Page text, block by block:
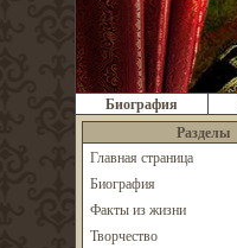
Биография
Разделы
Главная страница
Биография
Факты из жизни
Творчество